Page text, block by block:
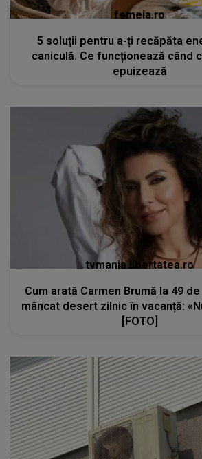
femeia.ro
5 soluții pentru a-ți recăpăta
caniculă. Ce funcționează când
epuizează
tvmania.libertatea.ro
Cum arată Carmen Brumă la 49
mâncat desert zilnic în vacanță:
[FOTO]